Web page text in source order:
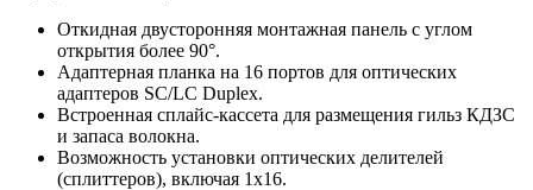
Откидная двусторонняя монтажная панель с углом
открытия более 90°.
Адаптерная планка на 16 портов для оптических
адаптеров SC/LC Duplex.
Встроенная сплайс-кассета для размещения гильз КДЗС
и запаса волокна.
Возможность установки оптических делителей
(сплиттеров), включая 1x16.